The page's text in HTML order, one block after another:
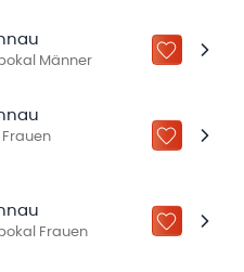
Männer ZU „MEINE
ZU „MEINE
Frauen ZU „MEINE